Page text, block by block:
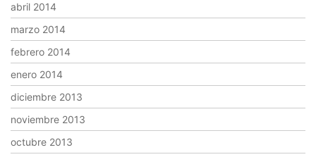
abril 2014
marzo 2014
febrero 2014
enero 2014
diciembre 2013
noviembre 2013
octubre 2013